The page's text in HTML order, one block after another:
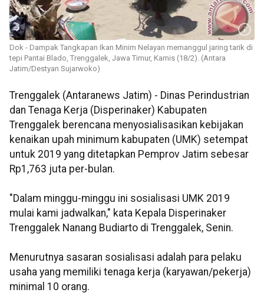
Dok - Dampak Tangkapan Ikan Minim Nelayan memanggul jaring tarik di
tepi Pantai Blado, Trenggalek, Jawa Timur, Kamis (18/2). (Antara
Jatim/Destyan Sujarwoko)
Trenggalek (Antaranews Jatim) - Dinas Perindustrian
dan Tenaga Kerja (Disperinaker) Kabupaten
Trenggalek berencana menyosialisasikan kebijakan
kenaikan upah minimum kabupaten (UMK) setempat
untuk 2019 yang ditetapkan Pemprov Jatim sebesar
Rp1,763 juta per-bulan.
"Dalam minggu-minggu ini sosialisasi UMK 2019
mulai kami jadwalkan," kata Kepala Disperinaker
Trenggalek Nanang Budiarto di Trenggalek, Senin.
Menurutnya sasaran sosialisasi adalah para pelaku
usaha yang memiliki tenaga kerja (karyawan/pekerja)
minimal 10 orang.